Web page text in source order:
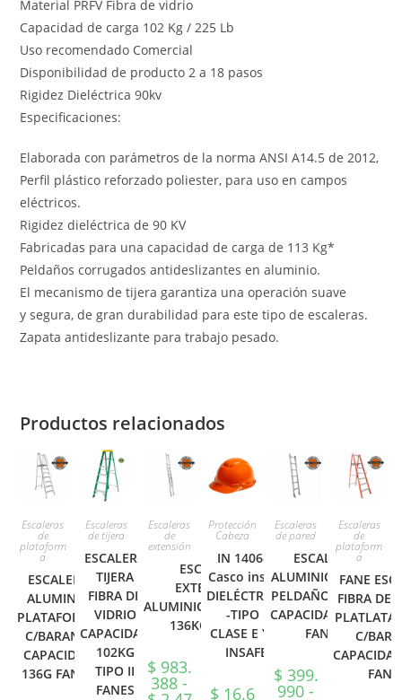
Material PRFV Fibra de vidrio
Capacidad de carga 102 Kg / 225 Lb
Uso recomendado Comercial
Disponibilidad de producto 2 a 18 pasos
Rigidez Dieléctrica 90kv
Especificaciones:
Elaborada con parámetros de la norma ANSI A14.5 de 2012,
Perfil plástico reforzado poliester, para uso en campos
eléctricos.
Rigidez dieléctrica de 90 KV
Fabricadas para una capacidad de carga de 113 Kg*
Peldaños corrugados antideslizantes en aluminio.
El mecanismo de tijera garantiza una operación suave
y segura, de gran durabilidad para este tipo de escaleras.
Zapata antideslizante para trabajo pesado.
Productos relacionados
Escaleras
de
plataform
a
ESCALERA
ALUMINIO
PLATAFORMA
C/BARAN 2
CAPACIDAD
136G FANES
Escaleras
de tijera
ESCALERA
TIJERA
FIBRA DE
VIDRIO
CAPACIDAD
102KG
TIPO II
FANES
Escaleras
de
extensión
ESCALERA
EXTENSION
ALUMINIOCAPACIDAD
136KG FANES
$ 983.
388 -
Protección
Cabeza
IN 1406-R
Casco insafe
DIELÉCTRICO
-TIPO I
CLASE E Y G
INSAFE
$ 16.6
Escaleras
de pared
ESCALERA
ALUMINIO PARED
PELDAÑO PLANO
CAPACIDAD136KG
FANES
$ 399.
990 -
Escaleras
de
plataform
a
FANE
FIBRA DE
C/